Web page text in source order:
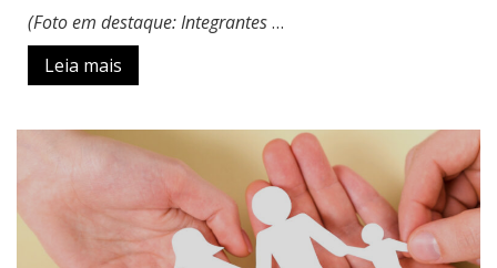
(Foto em destaque: Integrantes…
Leia mais